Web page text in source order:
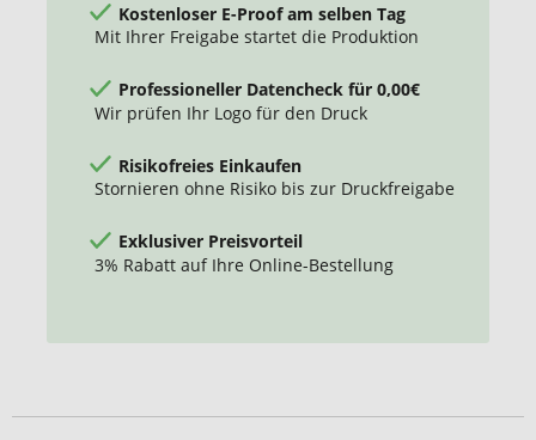
Kostenloser E-Proof am selben Tag
Mit Ihrer Freigabe startet die Produktion
Professioneller Datencheck für 0,00€
Wir prüfen Ihr Logo für den Druck
Risikofreies Einkaufen
Stornieren ohne Risiko bis zur Druckfreigabe
Exklusiver Preisvorteil
3% Rabatt auf Ihre Online-Bestellung